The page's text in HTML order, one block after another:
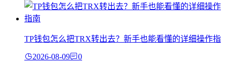
TP钱包怎么把TRX转出去？新手也能看懂的详细操作指
2026-08-09 0